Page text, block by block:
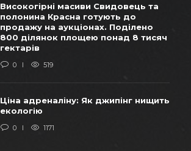
Високогірні масиви Свидовець та
полонина Красна готують до
продажу на аукціонах. Поділено
800 ділянок площею понад 8 тисяч
гектарів
0 519
Ціна адреналіну: Як джипінг нищить
екологію
0 1171